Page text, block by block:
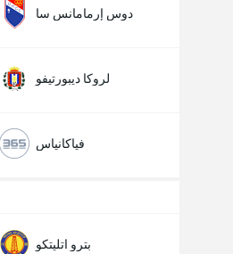
دوس إرمامانس سا
لروكا ديبورتيفو
فياكانياس
بترو اتليتكو